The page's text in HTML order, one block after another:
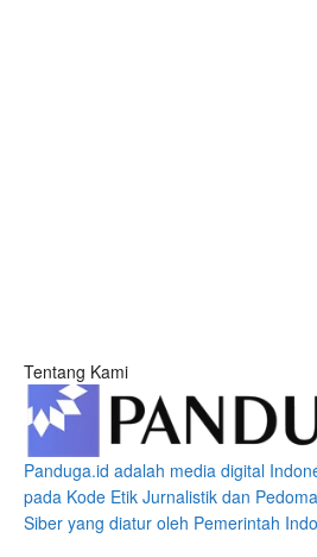
Tentang Kami
Panduga.id adalah media digital
pada Kode Etik Jurnalistik dan
Siber yang diatur oleh Pemerintah